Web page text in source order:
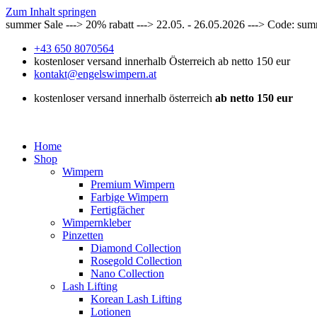
Zum Inhalt springen
summer Sale ---> 20% rabatt ---> 22.05. - 26.05.2026 ---> Code:
+43 650 8070564
kostenloser versand innerhalb Österreich ab netto 150 eur
kontakt@engelswimpern.at
kostenloser versand innerhalb österreich ab netto 150 eur
Home
Shop
Wimpern
Premium Wimpern
Farbige Wimpern
Fertigfächer
Wimpernkleber
Pinzetten
Diamond Collection
Rosegold Collection
Nano Collection
Lash Lifting
Korean Lash Lifting
Lotionen